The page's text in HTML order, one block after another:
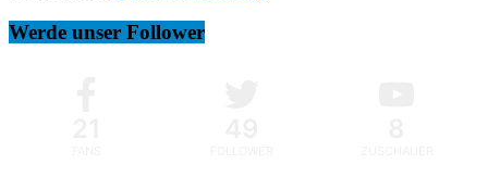
Werde unser Follower